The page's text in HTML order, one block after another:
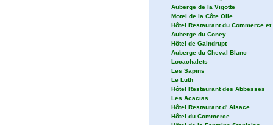
Auberge de la Vigotte
Motel de la Côte Olie
Hôtel Restaurant du Commerce
Auberge du Coney
Hôtel de Gaindrupt
Auberge du Cheval Blanc
Locachalets
Les Sapins
Le Luth
Hôtel Restaurant des Abbesses
Les Acacias
Hôtel Restaurant d' Alsace
Hôtel du Commerce